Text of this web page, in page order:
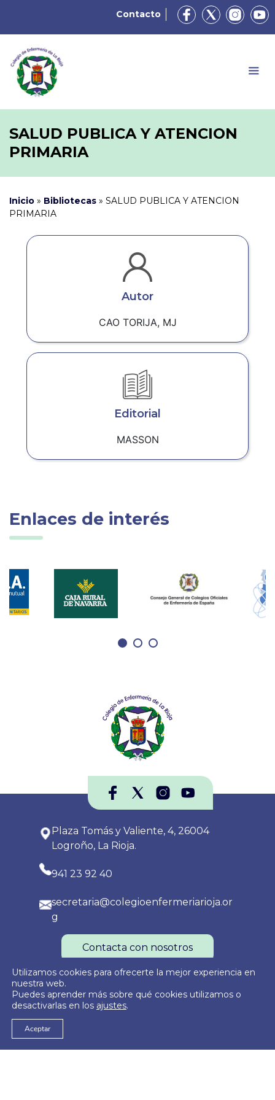
Contacto
SALUD PUBLICA Y ATENCION
PRIMARIA
Inicio » Bibliotecas » SALUD PUBLICA Y ATENCION
PRIMARIA
Autor
CAO TORIJA, MJ
Editorial
MASSON
Enlaces de interés
Plaza Tomás y Valiente, 4, 26004
Logroño, La Rioja.
941 23 92 40
secretaria@colegioenfermeriarioja.or
g
Contacta con nosotros
© 2026
Política de Privacidad Política de Cookies
Utilizamos cookies para ofrecerte la mejor experiencia en
nuestra web.
Puedes aprender más sobre qué cookies utilizamos o
desactivarlas en los ajustes.
Aceptar